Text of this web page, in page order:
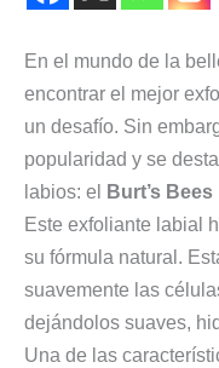
En el mundo de la
encontrar el mejor
un desafío. Sin
popularidad y se
labios: el
Burt’s
Este exfoliante labial
su fórmula natural.
suavemente las
dejándolos suaves,
Una de las